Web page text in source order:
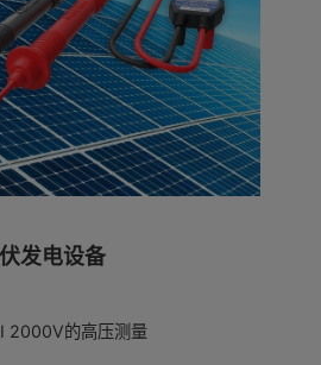
发电设备
2000V的高压测量